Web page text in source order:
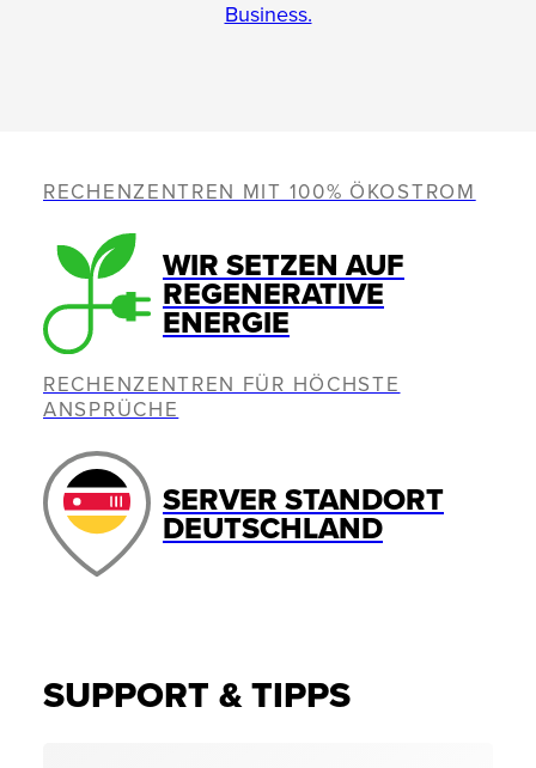
Business.
RECHENZENTREN MIT 100% ÖKOSTROM
WIR SETZEN AUF
REGENERATIVE
ENERGIE
RECHENZENTREN FÜR HÖCHSTE
ANSPRÜCHE
SERVER STANDORT
DEUTSCHLAND
SUPPORT & TIPPS